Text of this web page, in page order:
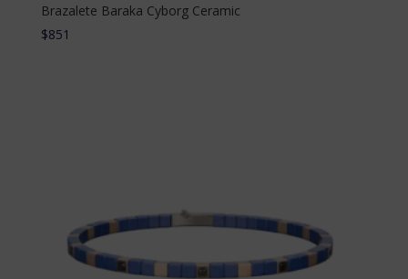
Brazalete Baraka Сyborg Сeramic
$851